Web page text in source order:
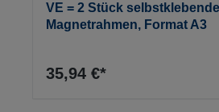
VE = 2 Stück selbstklebende
Magnetrahmen, Format A3
35,94 €*